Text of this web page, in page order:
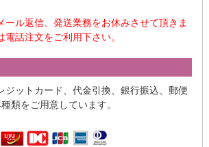
ール返信、発送業務をお休みさせて頂きま
話注文をご利用下さい。
ジットカード、代金引換、銀行振込、郵便
類をご用意しています。